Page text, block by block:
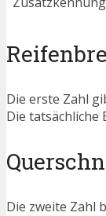
Die erste Zahl
Die
Die zweite Zahl